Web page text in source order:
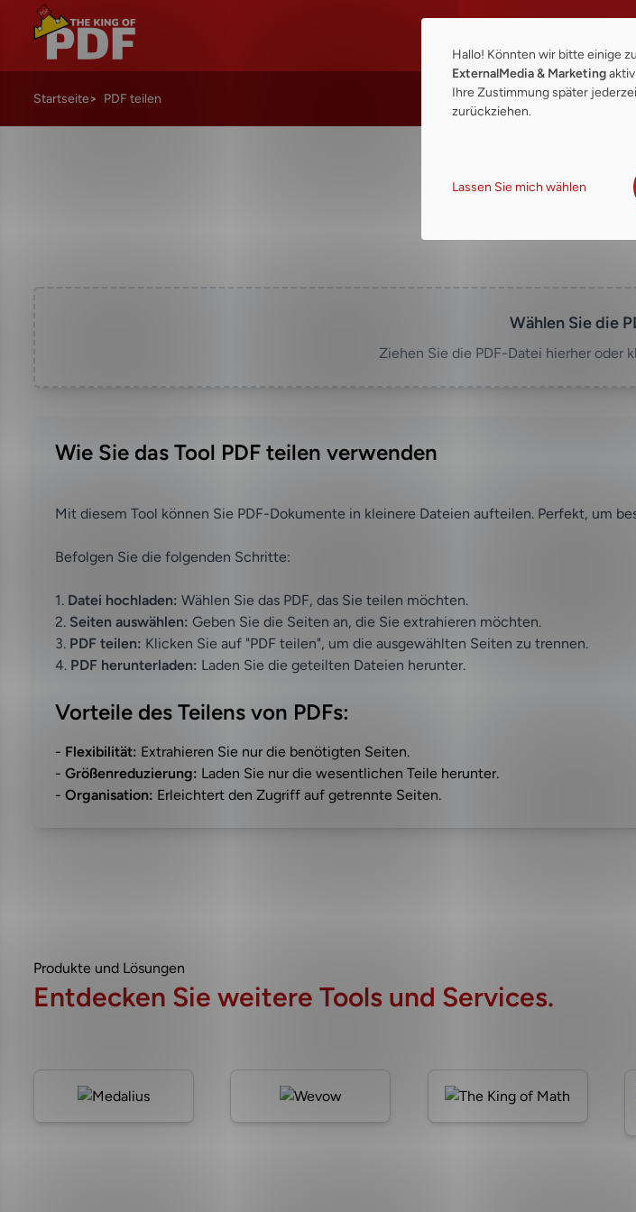
Startseite PDF teilen
PDF
Wählen Sie die
Ziehen Sie die PDF-Datei hierher oder
Wie Sie das Tool PDF teilen verwenden
Mit diesem Tool können Sie PDF-Dokumente in kleinere Dateien aufteilen. Perfekt, um
Befolgen Sie die folgenden Schritte:
1. Datei hochladen: Wählen Sie das PDF, das Sie teilen möchten.
2. Seiten auswählen: Geben Sie die Seiten an, die Sie extrahieren möchten.
3. PDF teilen: Klicken Sie auf "PDF teilen", um die ausgewählten Seiten zu trennen.
4. PDF herunterladen: Laden Sie die geteilten Dateien herunter.
Vorteile des Teilens von PDFs:
- Flexibilität: Extrahieren Sie nur die benötigten Seiten.
- Größenreduzierung: Laden Sie nur die wesentlichen Teile herunter.
- Organisation: Erleichtert den Zugriff auf getrennte Seiten.
Produkte und Lösungen
Entdecken Sie weitere Tools und Services.
Hallo! Könnten wir bitte einige
ExternalMedia & Marketing
Ihre Zustimmung später
zurückziehen.
Lassen Sie mich wählen